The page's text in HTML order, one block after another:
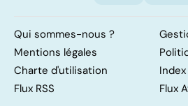
Qui sommes-nous ?
Mentions légales
Charte d'utilisation
Flux RSS
Flux